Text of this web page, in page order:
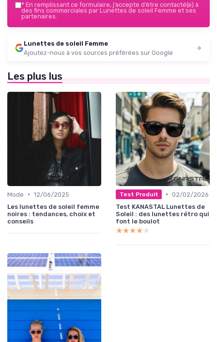
* En remplissant ce formulaire, j’accepte d’être contacté(e) à
des fins commerciales par Lunettes de soleil Femme et ses
partenaires.
Lunettes de soleil Femme
Ajoutez-nous à vos sources préférées sur Google
Les plus lus
Mode • 12/06/2025
Les lunettes de soleil femme
noires : tendances, choix et
conseils
Test Produit • 02/02/2026
Test KANASTAL Lunettes de
Soleil : des lunettes rétro qui
font le boulot
★★★★★
★★★★★